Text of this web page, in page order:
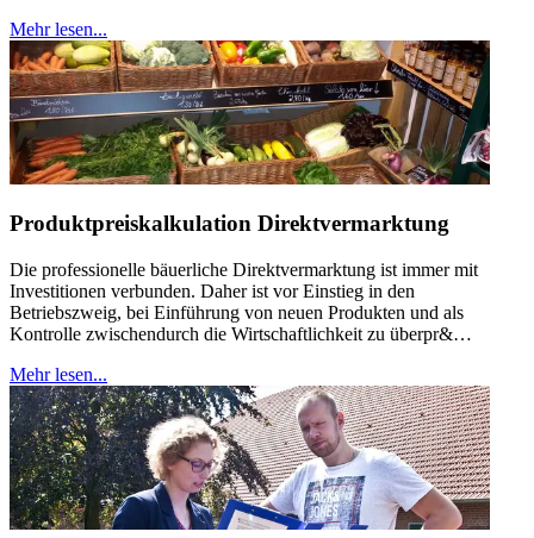
Mehr lesen...
Produktpreiskalkulation Direktvermarktung
Die professionelle bäuerliche Direktvermarktung ist immer mit
Investitionen verbunden. Daher ist vor Einstieg in den
Betriebszweig, bei Einführung von neuen Produkten und als
Kontrolle zwischendurch die Wirtschaftlichkeit zu überpr&…
Mehr lesen...